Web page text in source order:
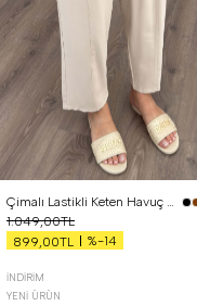
Çimalı Lastikli Keten Havuç Pantolon Bej
1.049,00TL
899,00TL
%-14
İNDIRIM
YENI ÜRÜN